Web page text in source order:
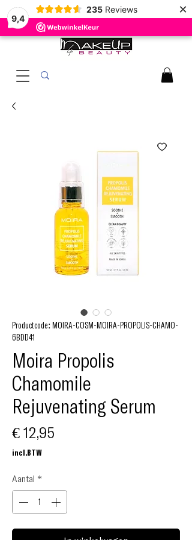
9,4
235 Reviews ×
Productcode: MOIRA-COSM-MOIRA-PROPOLIS-CHAMO-
6BDD41
Moira Propolis
Chamomile
Rejuvenating Serum
€ 12,95
incl.BTW
Aantal *